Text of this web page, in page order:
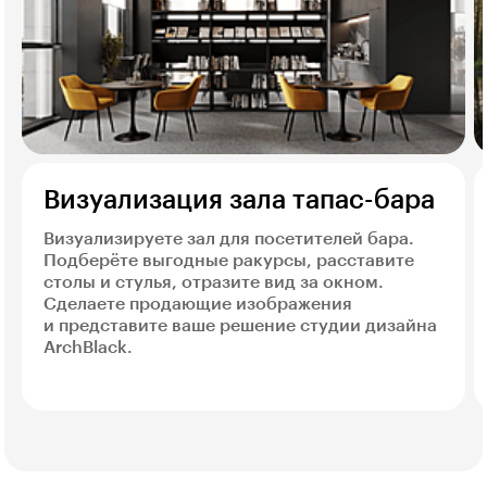
Визуализация зала тапас-бара
Визуализируете зал для посетителей бара.
Подберёте выгодные ракурсы, расставите
столы и стулья, отразите вид за окном.
Сделаете продающие изображения
и представите ваше решение студии дизайна
ArchBlack.